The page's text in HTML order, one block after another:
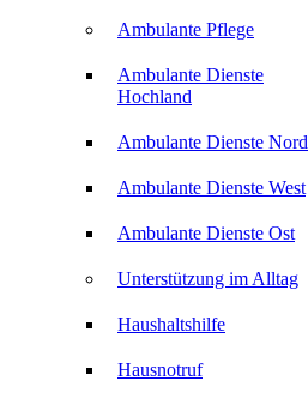
Ambulante Pflege
Ambulante Dienste
Hochland
Ambulante Dienste Nord
Ambulante Dienste West
Ambulante Dienste Ost
Unterstützung im Alltag
Haushaltshilfe
Hausnotruf